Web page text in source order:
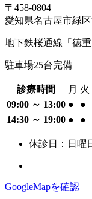
〒458-0804
愛知県名古屋市緑
地下鉄桜通線「徳
駐車場25台完備
診療時間 月 火
09:00 ～ 13:00 ● ●
14:30 ～ 19:00 ● ●
休診日：日曜
GoogleMapを確認